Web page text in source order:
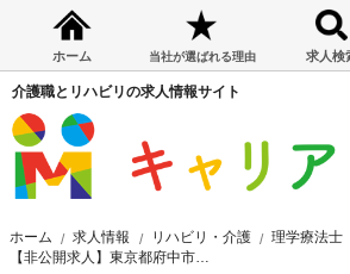
ホーム 当社が選ばれる理由 求人検
介護職とリハビリの求人情報サイト
ホーム 求人情報 リハビリ・介護
理学療法士